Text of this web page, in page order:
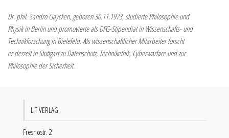
Dr. phil. Sandro Gaycken, geboren 30.11.1973, studierte Philosophie und
Physik in Berlin und promovierte als DFG-Stipendiat in Wissenschafts- und
Technikforschung in Bielefeld. Als wissenschaftlicher Mitarbeiter forscht
er derzeit in Stuttgart zu Datenschutz, Technikethik, Cyberwarfare und zur
Philosophie der Sicherheit.
LIT VERLAG
Fresnostr. 2